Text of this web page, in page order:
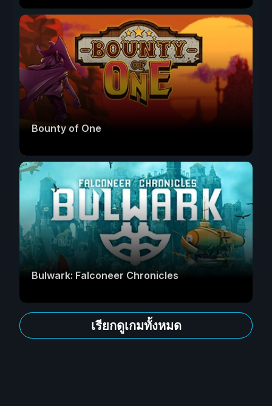
Bounty of One
Bulwark: Falconeer Chronicles
เรียกดูเกมทั้งหมด